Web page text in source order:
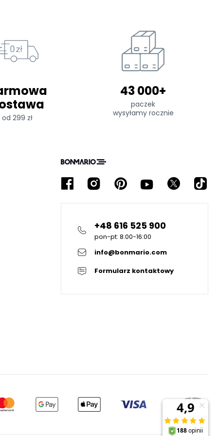
od 299 zł
43 000+
paczek
wysyłamy rocznie
+48 616 525 900
pon-pt: 8:00-16:00
info@bonmario.com
Formularz kontaktowy